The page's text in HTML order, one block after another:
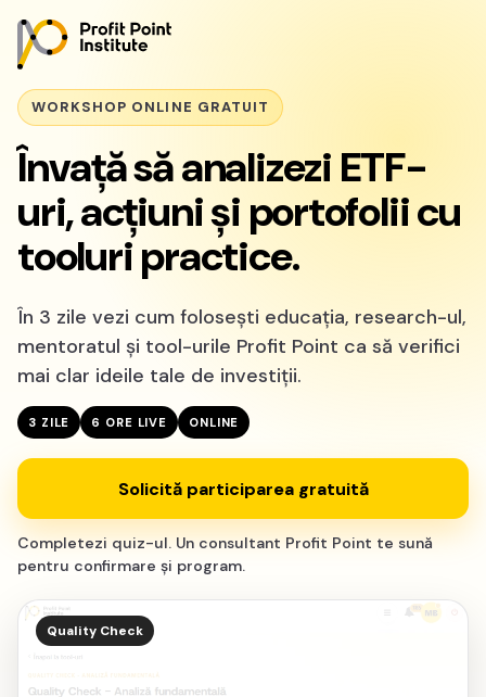
WORKSHOP ONLINE GRATUIT
Învață să analizezi ETF-
uri, acțiuni și portofolii cu
tooluri practice.
În 3 zile vezi cum folosești educația, research-ul,
mentoratul și tool-urile Profit Point ca să verifici
mai clar ideile tale de investiții.
3 ZILE 6 ORE LIVE ONLINE
Solicită participarea gratuită
Completezi quiz-ul. Un consultant Profit Point te sună
pentru confirmare și program.
Quality Check